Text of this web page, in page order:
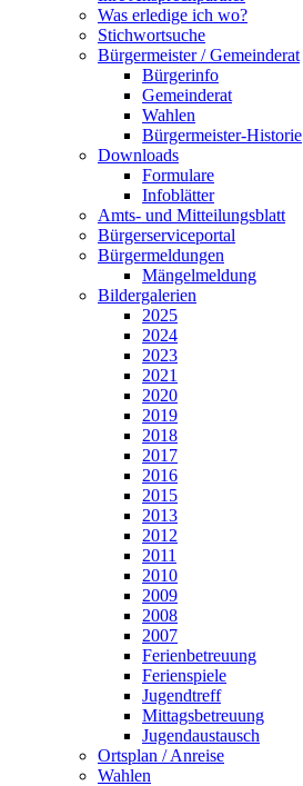
Was erledige ich wo?
Stichwortsuche
Bürgermeister / Gemeinderat
Bürgerinfo
Gemeinderat
Wahlen
Bürgermeister-Historie
Downloads
Formulare
Infoblätter
Amts- und Mitteilungsblatt
Bürgerserviceportal
Bürgermeldungen
Mängelmeldung
Bildergalerien
2025
2024
2023
2021
2020
2019
2018
2017
2016
2015
2013
2012
2011
2010
2009
2008
2007
Ferienbetreuung
Ferienspiele
Jugendtreff
Mittagsbetreuung
Jugendaustausch
Ortsplan / Anreise
Wahlen